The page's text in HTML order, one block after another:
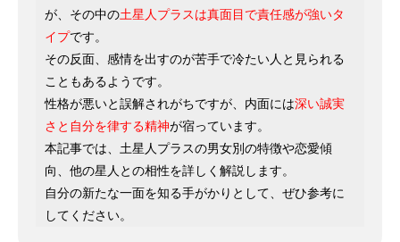
が、その中の土星人プラスは真面目で責任感が強いタ
イプです。
その反面、感情を出すのが苦手で冷たい人と見られる
こともあるようです。
性格が悪いと誤解されがちですが、内面には深い誠実
さと自分を律する精神が宿っています。
本記事では、土星人プラスの男女別の特徴や恋愛傾
向、他の星人との相性を詳しく解説します。
自分の新たな一面を知る手がかりとして、ぜひ参考に
してください。